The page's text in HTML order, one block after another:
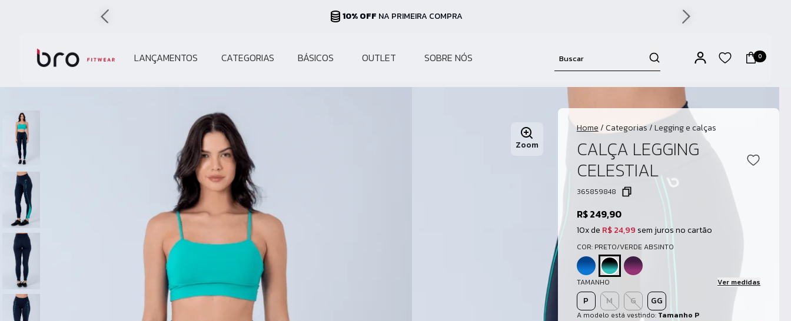
PARCELAS ATÉ 10XNO CARTÃO
LANÇAMENTOS CATEGORIAS BÁSICOS OUTLET SOBRE NÓS 0
Zoom
Home/Categorias/Legging e calças
CALÇA LEGGING
CELESTIAL
365859848
R$ 249,90
10x de R$ 24,99 sem juros no cartão
COR: PRETO/VERDE ABSINTO
TAMANHO Ver medidas
P M G GG
A modelo está vestindo: Tamanho P